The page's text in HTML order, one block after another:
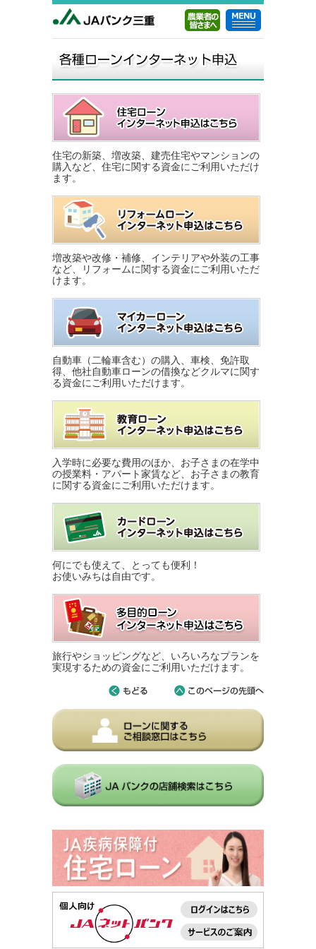
住宅の新築、増改築、建売住宅やマンションの
購入など、住宅に関する資金にご利用いただけ
ます。
増改築や改修・補修、インテリアや外装の工事
など、リフォームに関する資金にご利用いただ
けます。
自動車（二輪車含む）の購入、車検、免許取
得、他社自動車ローンの借換などクルマに関す
る資金にご利用いただけます。
入学時に必要な費用のほか、お子さまの在学中
の授業料・アパート家賃など、お子さまの教育
に関する資金にご利用いただけます。
何にでも使えて、とっても便利！
お使いみちは自由です。
旅行やショッピングなど、いろいろなプランを
実現するための資金にご利用いただけます。